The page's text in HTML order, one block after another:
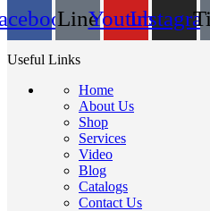
LineYoutube
Useful Links
Home
About Us
Shop
Services
Video
Blog
Catalogs
Contact Us